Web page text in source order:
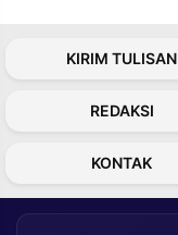
KIRIM TULISAN
REDAKSI
KONTAK